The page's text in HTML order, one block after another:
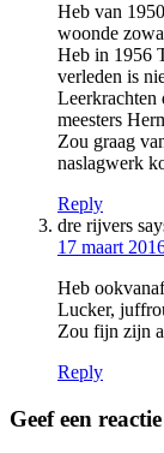
Heb van
woonde
Heb in 1956
verleden is
meesters
Zou graag
naslagwerk
Reply
dre rijvers
17 maart
Heb
Lucker,
Zou fijn zijn
Reply
Geef een reactie